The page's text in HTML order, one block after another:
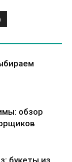
обзор
букеты из